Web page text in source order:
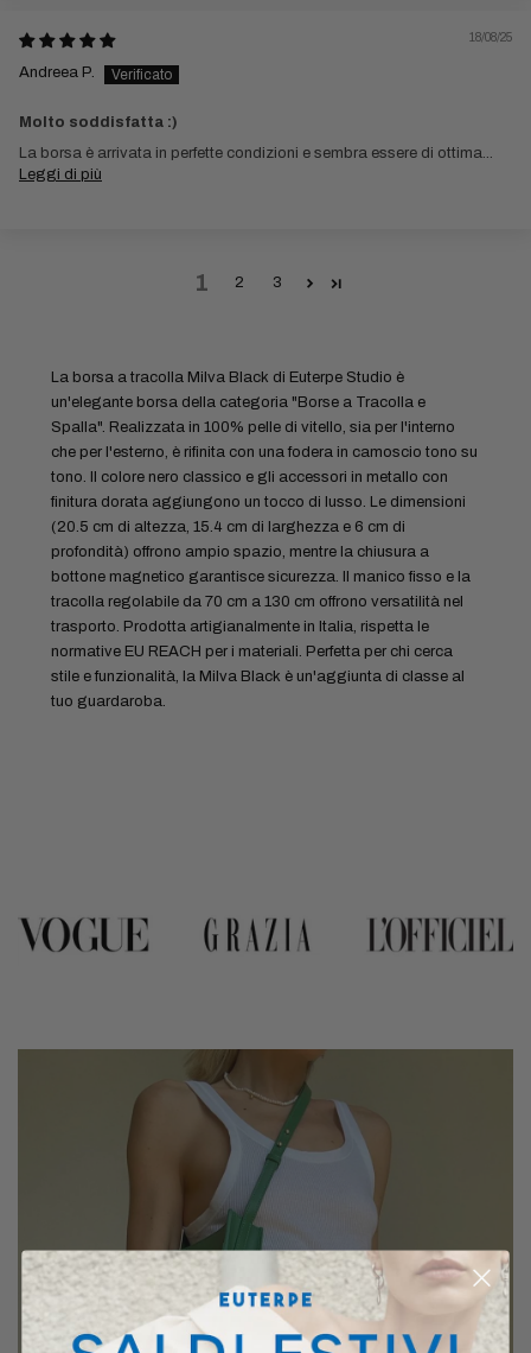
18/08/25
Andreea P.
Molto soddisfatta :)
La borsa è arrivata in perfette condizioni e sembra essere di ottima...
Leggi di più
1 2 3
La borsa a tracolla Milva Black di Euterpe Studio è
un'elegante borsa della categoria "Borse a Tracolla e
Spalla". Realizzata in 100% pelle di vitello, sia per l'interno
che per l'esterno, è rifinita con una fodera in camoscio tono su
tono. Il colore nero classico e gli accessori in metallo con
finitura dorata aggiungono un tocco di lusso. Le dimensioni
(20.5 cm di altezza, 15.4 cm di larghezza e 6 cm di
profondità) offrono ampio spazio, mentre la chiusura a
bottone magnetico garantisce sicurezza. Il manico fisso e la
tracolla regolabile da 70 cm a 130 cm offrono versatilità nel
trasporto. Prodotta artigianalmente in Italia, rispetta le
normative EU REACH per i materiali. Perfetta per chi cerca
stile e funzionalità, la Milva Black è un'aggiunta di classe al
tuo guardaroba.